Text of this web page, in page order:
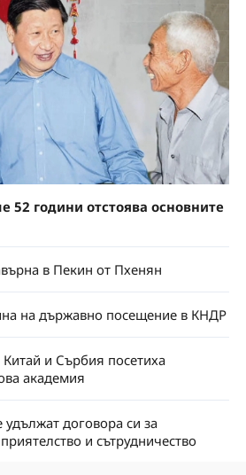
52 години отстоява основните
в Пекин от Пхенян
на държавно посещение в КНДР
и Сърбия посетиха
академия
договора си за
и сътрудничество